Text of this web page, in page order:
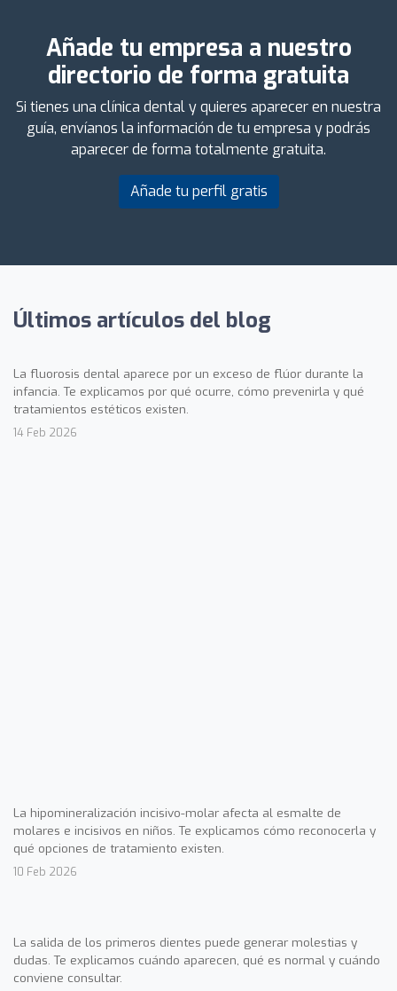
Añade tu empresa a nuestro
directorio de forma gratuita
Si tienes una clínica dental y quieres aparecer en nuestra
guía, envíanos la información de tu empresa y podrás
aparecer de forma totalmente gratuita.
Añade tu perfil gratis
Últimos artículos del blog
La fluorosis dental aparece por un exceso de flúor durante la
infancia. Te explicamos por qué ocurre, cómo prevenirla y qué
tratamientos estéticos existen.
14 Feb 2026
La hipomineralización incisivo-molar afecta al esmalte de
molares e incisivos en niños. Te explicamos cómo reconocerla y
qué opciones de tratamiento existen.
10 Feb 2026
La salida de los primeros dientes puede generar molestias y
dudas. Te explicamos cuándo aparecen, qué es normal y cuándo
conviene consultar.